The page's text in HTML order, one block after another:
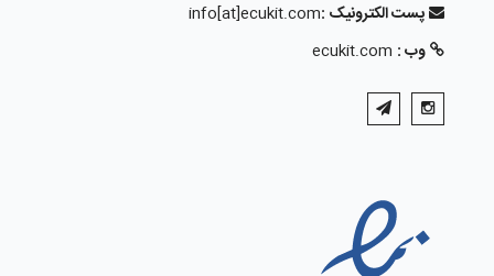
پست الکترونیک :info[at]ecukit.com
وب : ecukit.com